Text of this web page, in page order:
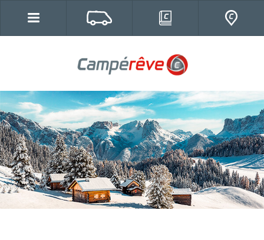
Campereve, Fourgons, véhicules de
loisirs